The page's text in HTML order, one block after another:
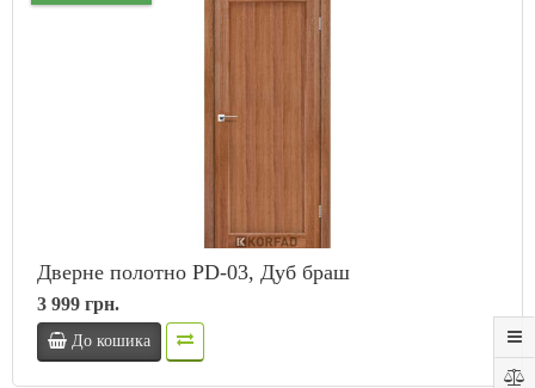
Дверне полотно PD-03, Дуб браш
3 999 грн.
До кошика